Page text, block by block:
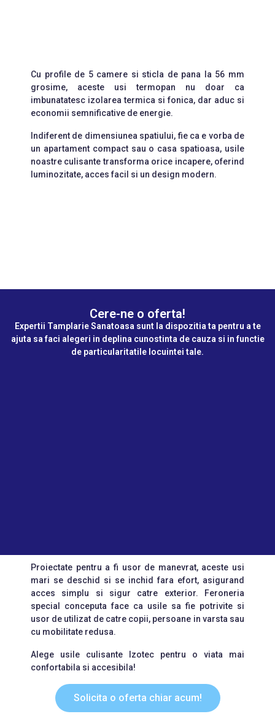
Cu profile de 5 camere si sticla de pana la 56 mm
grosime, aceste usi termopan nu doar ca
imbunatatesc izolarea termica si fonica, dar aduc si
economii semnificative de energie.
Indiferent de dimensiunea spatiului, fie ca e vorba de
un apartament compact sau o casa spatioasa, usile
noastre culisante transforma orice incapere, oferind
luminozitate, acces facil si un design modern.
Cere-ne o oferta!
Expertii Tamplarie Sanatoasa sunt la dispozitia ta pentru a te
ajuta sa faci alegeri in deplina cunostinta de cauza si in functie
de particularitatile locuintei tale.
Proiectate pentru a fi usor de manevrat, aceste usi
mari se deschid si se inchid fara efort, asigurand
acces simplu si sigur catre exterior. Feroneria
special conceputa face ca usile sa fie potrivite si
usor de utilizat de catre copii, persoane in varsta sau
cu mobilitate redusa.
Alege usile culisante Izotec pentru o viata mai
confortabila si accesibila!
Solicita o oferta chiar acum!